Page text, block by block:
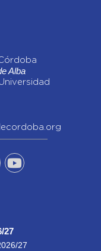
Alba
27
27